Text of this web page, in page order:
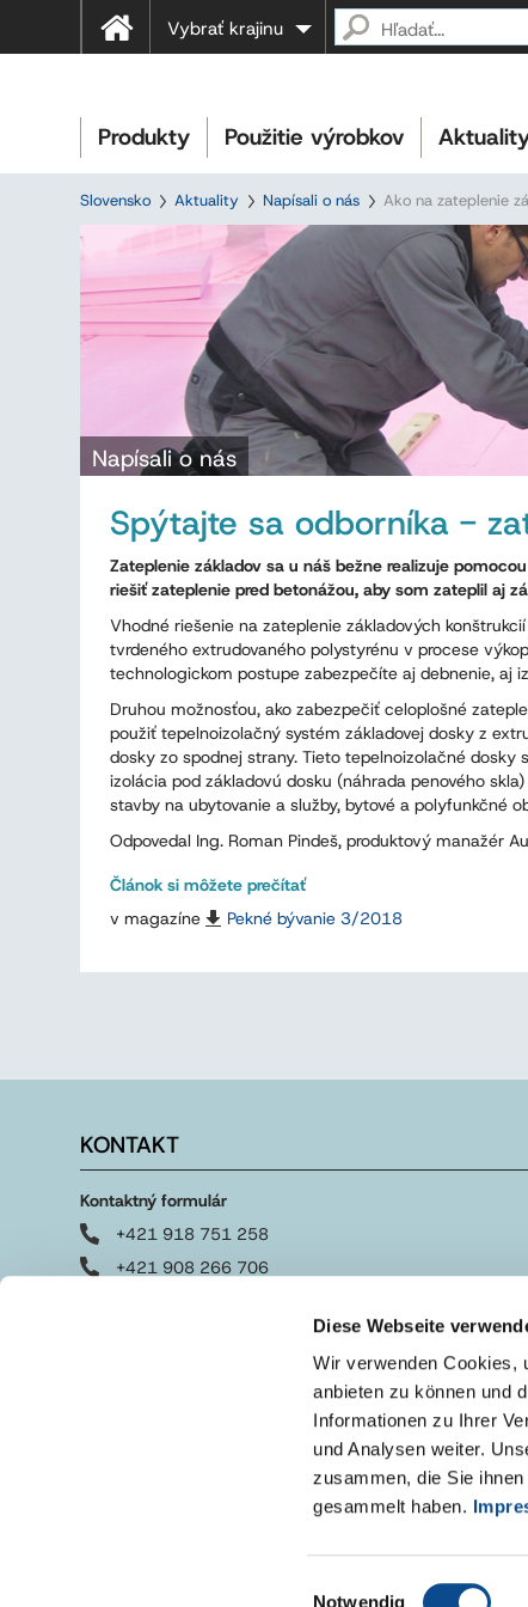
Diese Webseite
Wir verwenden Cookies,
anbieten zu können und
Informationen zu Ihrer
und Analysen weiter.
zusammen, die Sie
gesammelt haben.
Einwilligungsauswahl
Notwendig
Vybrať krajinu
Produkty Použitie výrobkov
Slovensko Aktuality Napísali o nás Ako na zateplenie
Napísali o nás
Spýtajte sa odborníka -
Zateplenie základov sa u náš bežne realizuje
riešiť zateplenie pred betonážou, aby som zateplil aj
Vhodné riešenie na zateplenie základových
tvrdeného extrudovaného polystyrénu v procese
technologickom postupe zabezpečíte aj debnenie, aj
Druhou možnosťou, ako zabezpečiť celoplošné
použiť tepelnoizolačný systém základovej dosky z
dosky zo spodnej strany. Tieto tepelnoizolačné
izolácia pod základovú dosku (náhrada penového
stavby na ubytovanie a služby, bytové a polyfunkčné
Odpovedal Ing. Roman Pindeš, produktový manažér
Článok si môžete prečítať
v magazíne
Pekné bývanie 3/2018
KONTAKT
Kontaktný formulár
+421 918 751 258
+421 908 266 706